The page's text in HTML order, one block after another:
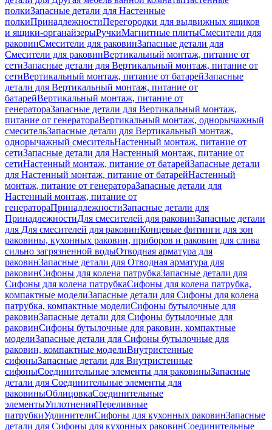
полкиЗапасные детали для Настенные
полкиПринадлежностиПерегородки для выдвижных ящиков
и ящики-органайзерыРучкиМагнитные плитыСмесители для
раковинСмесители для раковинЗапасные детали для
Смесители для раковинВертикальный монтаж, питание от
сетиЗапасные детали для Вертикальный монтаж, питание от
сетиВертикальный монтаж, питание от батарейЗапасные
детали для Вертикальный монтаж, питание от
батарейВертикальный монтаж, питание от
генератораЗапасные детали для Вертикальный монтаж,
питание от генератораВертикальный монтаж, однорычажный
смесительЗапасные детали для Вертикальный монтаж,
однорычажный смесительНастенный монтаж, питание от
сетиЗапасные детали для Настенный монтаж, питание от
сетиНастенный монтаж, питание от батарейЗапасные детали
для Настенный монтаж, питание от батарейНастенный
монтаж, питание от генератораЗапасные детали для
Настенный монтаж, питание от
генератораПринадлежностиЗапасные детали для
ПринадлежностиДля смесителей для раковинЗапасные детали
для Для смесителей для раковинКонцевые фитинги для зон
раковины, кухонных раковин, приборов и раковин для слива
сильно загрязненной водыОтводная арматура для
раковинЗапасные детали для Отводная арматура для
раковинСифоны для колена патрубкаЗапасные детали для
Сифоны для колена патрубкаСифоны для колена патрубка,
компактные моделиЗапасные детали для Сифоны для колена
патрубка, компактные моделиСифоны бутылочные для
раковинЗапасные детали для Сифоны бутылочные для
раковинСифоны бутылочные для раковин, компактные
моделиЗапасные детали для Сифоны бутылочные для
раковин, компактные моделиВнутристенные
сифоныЗапасные детали для Внутристенные
сифоныСоединительные элементы для раковиныЗапасные
детали для Соединительные элементы для
раковиныОблицовкаСоединительные
элементыУплотненияПереливные
патрубкиУдлинителиСифоны для кухонных раковинЗапасные
детали для Сифоны для кухонных раковинСоединительные